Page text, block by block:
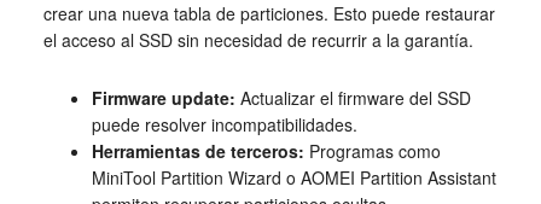
crear una nueva tabla de particiones. Esto puede restaurar
el acceso al SSD sin necesidad de recurrir a la garantía.
Firmware update: Actualizar el firmware del SSD
puede resolver incompatibilidades.
Herramientas de terceros: Programas como
MiniTool Partition Wizard o AOMEI Partition Assistant